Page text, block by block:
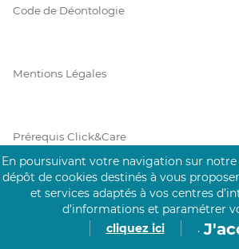
Code de Déontologie
Mentions Légales
Prérequis Click&Care
Protection des Données
En poursuivant votre navigation sur notre
dépôt de cookies destinés à vous
et services adaptés à vos centres
d’informations et paramétrer
cliquez ici
.